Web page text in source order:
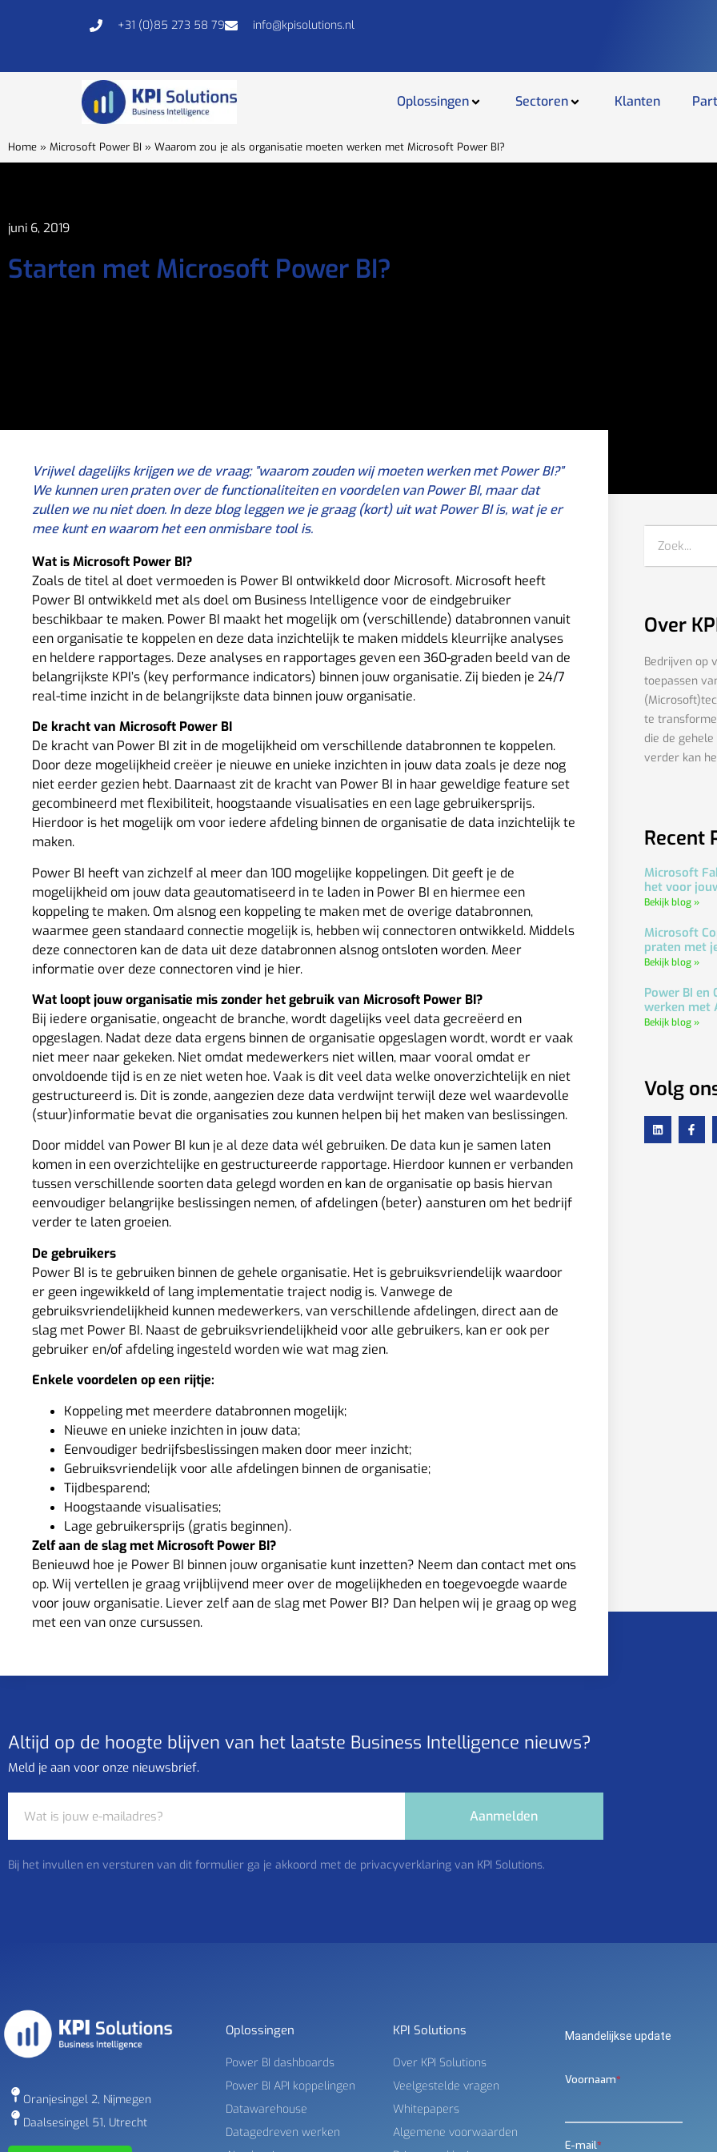
+31 (0)85 273 58 79 info@kpisolutions.nl
Oplossingen Sectoren Klanten
Home » Microsoft Power BI » Waarom zou je als organisatie moeten werken met Microsoft Power BI?
juni 6, 2019
Starten met Microsoft Power BI?
Vrijwel dagelijks krijgen we de vraag; ”waarom zouden wij moeten werken met Power BI?”
We kunnen uren praten over de functionaliteiten en voordelen van Power BI, maar dat
zullen we nu niet doen. In deze blog leggen we je graag (kort) uit wat Power BI is, wat je er
mee kunt en waarom het een onmisbare tool is.
Wat is Microsoft Power BI?
Zoals de titel al doet vermoeden is Power BI ontwikkeld door Microsoft. Microsoft heeft
Power BI ontwikkeld met als doel om Business Intelligence voor de eindgebruiker
beschikbaar te maken. Power BI maakt het mogelijk om (verschillende) databronnen vanuit
een organisatie te koppelen en deze data inzichtelijk te maken middels kleurrijke analyses
en heldere rapportages. Deze analyses en rapportages geven een 360-graden beeld van de
belangrijkste KPI’s (key performance indicators) binnen jouw organisatie. Zij bieden je 24/7
real-time inzicht in de belangrijkste data binnen jouw organisatie.
De kracht van Microsoft Power BI
De kracht van Power BI zit in de mogelijkheid om verschillende databronnen te koppelen.
Door deze mogelijkheid creëer je nieuwe en unieke inzichten in jouw data zoals je deze nog
niet eerder gezien hebt. Daarnaast zit de kracht van Power BI in haar geweldige feature set
gecombineerd met flexibiliteit, hoogstaande visualisaties en een lage gebruikersprijs.
Hierdoor is het mogelijk om voor iedere afdeling binnen de organisatie de data inzichtelijk te
maken.
Power BI heeft van zichzelf al meer dan 100 mogelijke koppelingen. Dit geeft je de
mogelijkheid om jouw data geautomatiseerd in te laden in Power BI en hiermee een
koppeling te maken. Om alsnog een koppeling te maken met de overige databronnen,
waarmee geen standaard connectie mogelijk is, hebben wij connectoren ontwikkeld. Middels
deze connectoren kan de data uit deze databronnen alsnog ontsloten worden. Meer
informatie over deze connectoren vind je hier.
Wat loopt jouw organisatie mis zonder het gebruik van Microsoft Power BI?
Bij iedere organisatie, ongeacht de branche, wordt dagelijks veel data gecreëerd en
opgeslagen. Nadat deze data ergens binnen de organisatie opgeslagen wordt, wordt er vaak
niet meer naar gekeken. Niet omdat medewerkers niet willen, maar vooral omdat er
onvoldoende tijd is en ze niet weten hoe. Vaak is dit veel data welke onoverzichtelijk en niet
gestructureerd is. Dit is zonde, aangezien deze data verdwijnt terwijl deze wel waardevolle
(stuur)informatie bevat die organisaties zou kunnen helpen bij het maken van beslissingen.
Door middel van Power BI kun je al deze data wél gebruiken. De data kun je samen laten
komen in een overzichtelijke en gestructureerde rapportage. Hierdoor kunnen er verbanden
tussen verschillende soorten data gelegd worden en kan de organisatie op basis hiervan
eenvoudiger belangrijke beslissingen nemen, of afdelingen (beter) aansturen om het bedrijf
verder te laten groeien.
De gebruikers
Power BI is te gebruiken binnen de gehele organisatie. Het is gebruiksvriendelijk waardoor
er geen ingewikkeld of lang implementatie traject nodig is. Vanwege de
gebruiksvriendelijkheid kunnen medewerkers, van verschillende afdelingen, direct aan de
slag met Power BI. Naast de gebruiksvriendelijkheid voor alle gebruikers, kan er ook per
gebruiker en/of afdeling ingesteld worden wie wat mag zien.
Enkele voordelen op een rijtje:
Koppeling met meerdere databronnen mogelijk;
Nieuwe en unieke inzichten in jouw data;
Eenvoudiger bedrijfsbeslissingen maken door meer inzicht;
Gebruiksvriendelijk voor alle afdelingen binnen de organisatie;
Tijdbesparend;
Hoogstaande visualisaties;
Lage gebruikersprijs (gratis beginnen).
Zelf aan de slag met Microsoft Power BI?
Benieuwd hoe je Power BI binnen jouw organisatie kunt inzetten? Neem dan contact met ons
op. Wij vertellen je graag vrijblijvend meer over de mogelijkheden en toegevoegde waarde
voor jouw organisatie. Liever zelf aan de slag met Power BI? Dan helpen wij je graag op weg
met een van onze cursussen.
Over
Bedrijven op
toepassen
te
die de
verder kan
Recent
Microsoft
het voor
Bekijk blog »
Microsoft
praten met
Bekijk blog »
Power BI en
werken met
Bekijk blog »
Volg
Altijd op de hoogte blijven van het laatste Business Intelligence nieuws?
Meld je aan voor onze nieuwsbrief.
Aanmelden
Bij het invullen en versturen van dit formulier ga je akkoord met de privacyverklaring van KPI Solutions.
Oranjesingel 2, Nijmegen
Daalsesingel 51, Utrecht
Oplossingen
Power BI dashboards
Power BI API koppelingen
Datawarehouse
Datagedreven werken
KPI Solutions
Over KPI Solutions
Veelgestelde vragen
Whitepapers
Algemene voorwaarden
Maandelijkse update